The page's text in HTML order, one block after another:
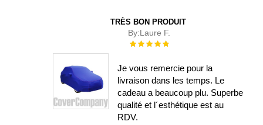
TRÈS BON PRODUIT
By:Laure F.
Évaluation :
Je vous remercie pour la
livraison dans les temps. Le
cadeau a beaucoup plu. Superbe
qualité et l´esthétique est au
RDV.